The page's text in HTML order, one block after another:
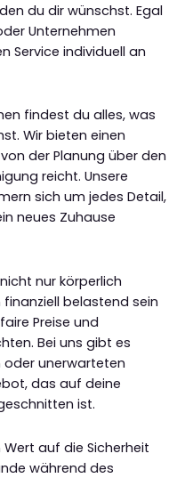
du dir wünschst. Egal
Unternehmen
Service individuell an
findest du alles, was
Wir bieten einen
der Planung über den
reicht. Unsere
sich um jedes Detail,
neues Zuhause
nur körperlich
belastend sein
Preise und
Bei uns gibt es
oder unerwarteten
das auf deine
ist.
auf die Sicherheit
während des